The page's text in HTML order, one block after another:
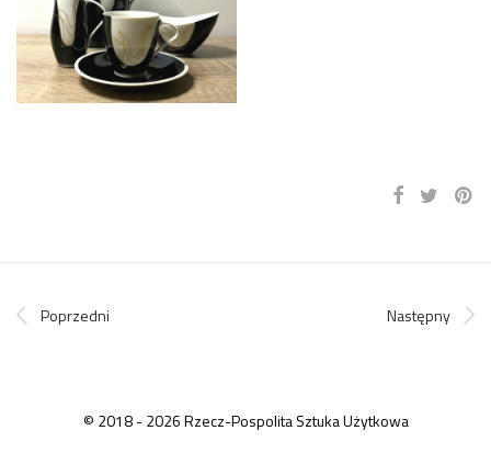
Poprzedni Następny
© 2018 - 2026 Rzecz-Pospolita Sztuka Użytkowa